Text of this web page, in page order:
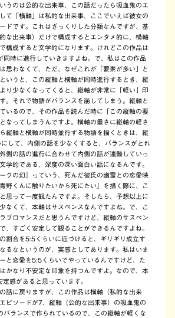
うのは公的な出来事、この話だったら吸血鬼のエ
て「横軸」は私的な出来事、ここでいえば彼女の
ドです。これはざっくりした分類なんですが、基
な出来事）だけで構成するとエンタメ的に、横軸
構成すると文学的になります。けれどこの作品は
同時に進行していきますよね。で、私はこの作品
思わなくて、ただ、なぜこれが「要素が多い」と
いうと、この縦軸と横軸が同時進行するとき、縦
り少なくなってくると、縦軸が非常に「軽い」印
。それで物語がバランスを崩してしまう。縦軸と
いるので、その作品を読んだ時に「この縦軸の要
なってしまうんですよ。横軸の重さに縦軸の軽さ
縦軸と横軸が同時並行する物語を描くときは、縦
して、内側の話を少なくすると、バランスがとれ
側の話の進行に合わせて内側の話が連動していっ
学的である、深度の深い面白い話になるんです。
クの幻』っていう、死んだ彼氏の幽霊との恋愛映
野くんに触りたいから死にたい』を描く際に、こ
思って一度観たんですよ。そしたら、予想以上に
なくて、本軸はサスペンスなんですよね。で、こ
ブロマンスだと思うんですけど、縦軸のサスペン
、すごく安定して観ることができるんですよね。
割合を5:5くらいに近づけると、ギリギリ成立す
るなというのが、実感としてあります。私はいま
と恋愛を5:5くらいでやっているんですけど、た
かなり不安定な印象を持つんですよ。なので、本
感があると思っています。
話に戻りますが、この作品は横軸（私的な出来
ピソードが7、縦軸（公的な出来事）の吸血鬼の
バランスで作られているので、この縦軸が軽くな